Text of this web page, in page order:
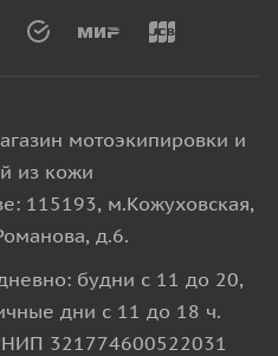
мотоэкипировки и
из кожи
115193, м.Кожуховская,
д.6.
будни с 11 до 20,
дни с 11 до 18 ч.
321774600522031